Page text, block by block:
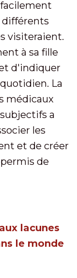
différents
visiteraient.
à sa fille
d'indiquer
La
médicaux
a
les
et de créer
de
lacunes
le monde